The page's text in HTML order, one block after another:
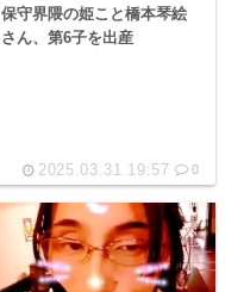
保守界隈の姫こと橋本琴絵
さん、第6子を出産
2025.03.31 19:57 0